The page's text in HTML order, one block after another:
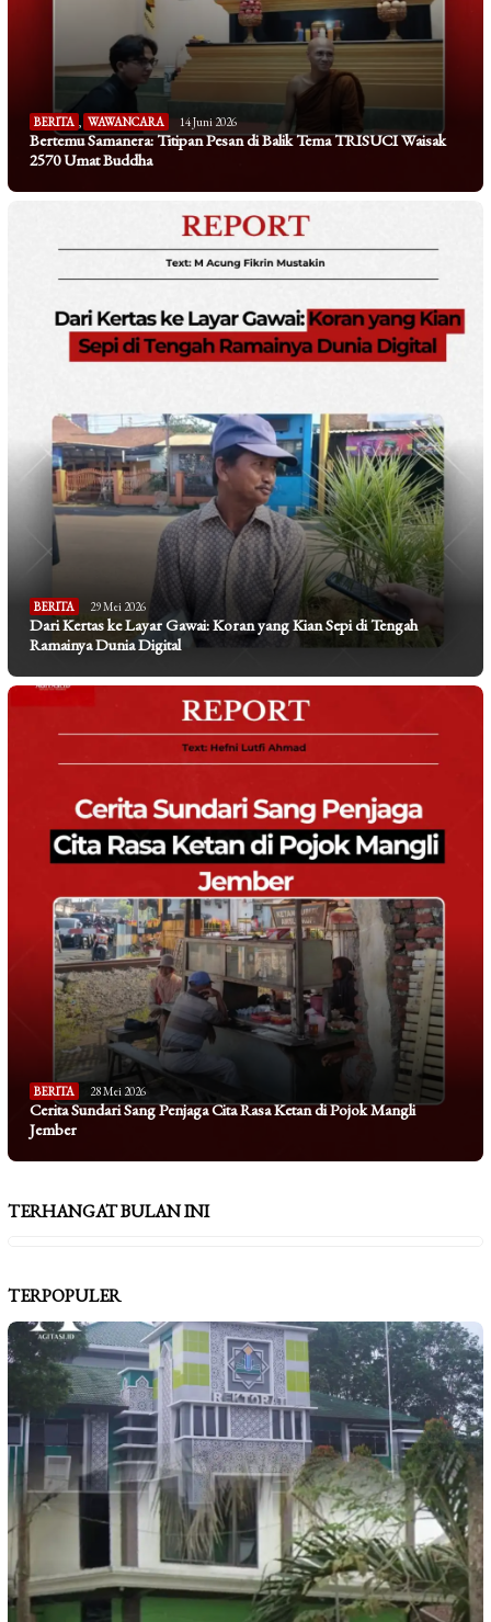
BERITA , WAWANCARA 14 Juni 2026
Bertemu Samanera: Titipan Pesan di Balik Tema TRISUCI Waisak
2570 Umat Buddha
BERITA 29 Mei 2026
Dari Kertas ke Layar Gawai: Koran yang Kian Sepi di Tengah
Ramainya Dunia Digital
BERITA 28 Mei 2026
Cerita Sundari Sang Penjaga Cita Rasa Ketan di Pojok Mangli
Jember
TERHANGAT BULAN INI
TERPOPULER